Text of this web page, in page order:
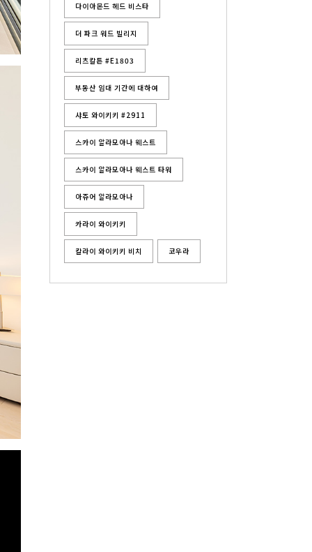
다이아몬드 헤드 비스타
더 파크 워드 빌리지
리츠칼튼 #E1803
부동산 임대 기간에 대하여
샤토 와이키키 #2911
스카이 알라모아나 웨스트
스카이 알라모아나 웨스트 타워
아쥬어 알라모아나
카라이 와이키키
칼라이 와이키키 비치 코우라